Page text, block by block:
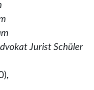
Jurist Schüler